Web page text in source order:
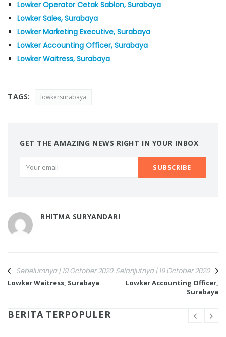
Lowker Operator Cetak Sablon, Surabaya
Lowker Sales, Surabaya
Lowker Marketing Executive, Surabaya
Lowker Accounting Officer, Surabaya
Lowker Waitress, Surabaya
TAGS: lowkersurabaya
GET THE AMAZING NEWS RIGHT IN YOUR INBOX
RHITMA SURYANDARI
Sebelumnya | 19 October 2020
Lowker Waitress, Surabaya
Selanjutnya | 19 October 2020
Lowker Accounting Officer,
Surabaya
BERITA TERPOPULER